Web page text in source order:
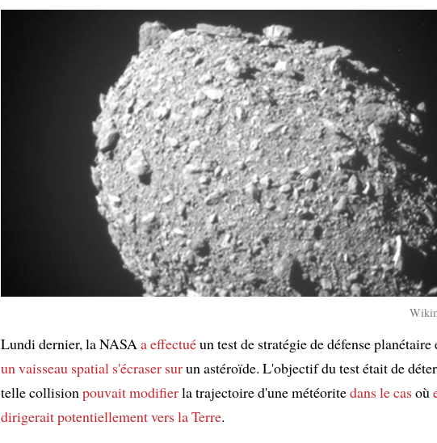
Lundi dernier, la NASAa effectuéun test de stratégie de défense
un vaisseau spatial s'écraser surun astéroïde. L'objectif du test était de
telle collisionpouvait modifierla trajectoire d'une météoritedans le casoù
dirigerait potentiellement versla Terre.